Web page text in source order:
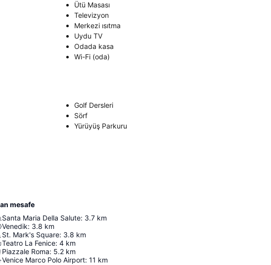
Ütü Masası
Televizyon
Merkezi ısıtma
Uydu TV
Odada kasa
Wi-Fi (oda)
Golf Dersleri
Sörf
Yürüyüş Parkuru
mesafe
Santa Maria Della Salute: 3.7 km
Venedik: 3.8 km
St. Mark's Square: 3.8 km
Teatro La Fenice: 4 km
Piazzale Roma: 5.2 km
Venice Marco Polo Airport: 11 km